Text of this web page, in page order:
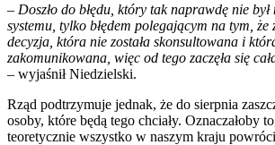
– Doszło do błędu, który tak naprawdę nie był
systemu, tylko błędem polegającym na tym, że
decyzja, która nie została skonsultowana i
zakomunikowana, więc od tego zaczęła się
– wyjaśnił Niedzielski.
Rząd podtrzymuje jednak, że do sierpnia
osoby, które będą tego chciały. Oznaczałoby
teoretycznie wszystko w naszym kraju